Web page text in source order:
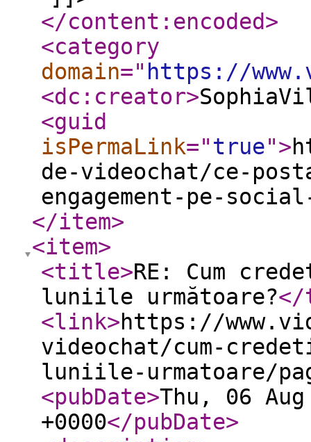
</content:encoded>
<category
domain=" https://
<dc:creator>
<guid
isPermaLink="true">
de-videochat/ce-
engagement-pe-
</item>
<item>
<title>RE: Cum
luniile următoare?
<link>https://
videochat/cum-
luniile-urmatoare/
<pubDate>Thu, 06
+0000</pubDate>